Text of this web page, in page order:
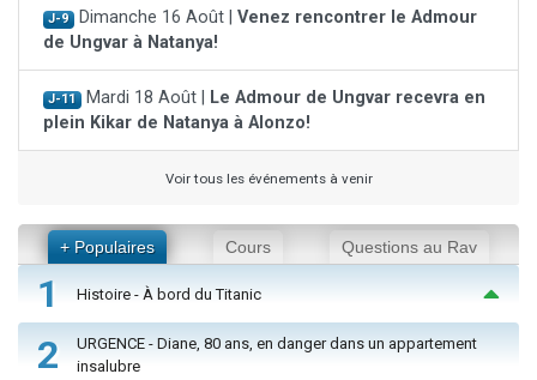
J-9 Dimanche 16 Août | Venez rencontrer le Admour
de Ungvar à Natanya!
J-11 Mardi 18 Août | Le Admour de Ungvar recevra en
plein Kikar de Natanya à Alonzo!
Voir tous les événements à venir
+ Populaires Cours Questions au Rav
1 Histoire - À bord du Titanic
2
URGENCE - Diane, 80 ans, en danger dans un appartement
insalubre